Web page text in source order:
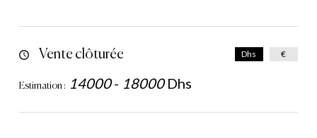
Vente clôturée
Estimation : 14000- 18000 Dhs
Dhs €